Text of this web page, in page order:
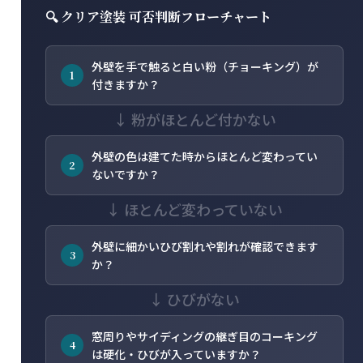
🔍 クリア塗装 可否判断フローチャート
1
外壁を手で触ると白い粉（チョーキング）が
付きますか？
↓ 粉がほとんど付かない
2
外壁の色は建てた時からほとんど変わってい
ないですか？
↓ ほとんど変わっていない
3
外壁に細かいひび割れや割れが確認できます
か？
↓ ひびがない
4
窓周りやサイディングの継ぎ目のコーキング
は硬化・ひびが入っていますか？